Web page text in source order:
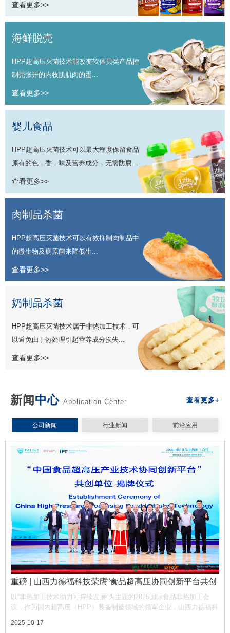
查看更多>>
海鲜脱壳
HPP超高压灭菌技术能改变软体贝类产品控
制壳张开的内收肌肌肉的蛋...
查看更多>>
婴儿食品
HPP超高压灭菌技术可以最大程度保留食品
原有的色，香，味及营养成分，无需防腐...
查看更多>>
肉制品杀菌
HPP超高压灭菌技术可以有效抑制肉制品中
的微生物及病原菌来降低生...
查看更多>>
奶制品杀菌
HPP超高压灭菌技术属于非热加工技术，可
以避免由于热处理引起营养成分损失...
查看更多>>
新闻中心 Application Center 查看更多+
公司新闻 行业新闻 前沿应用
重磅 | 山西力德福科技荣膺“食品超高压协同创新平台共创
单位”，携手产业链共筑非热加工新生态
以“非热加工技术助力可持续发展”为主题的2025国际食品非热加工会
议，作为国内超高压（HPP）装备制造领域的领军企业，山西力德福科
号，彰显了公司在推动超高压技术产业化中的核心作用。
2025-10-17